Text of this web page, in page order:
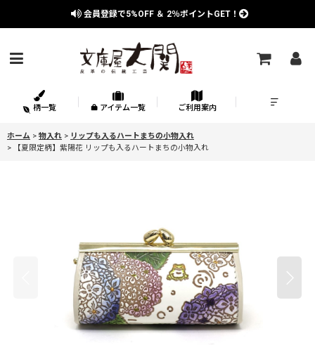
会員登録で5%OFF ＆ 2％ポイントGET！
柄一覧 アイテム一覧 ご利用案内
ホーム > 物入れ > リップも入るハートまちの小物入れ
>
【夏限定柄】紫陽花 リップも入るハートまちの小物入れ